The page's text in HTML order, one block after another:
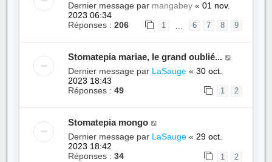
Dernier message par mangabey «01 nov.
2023 06:34
Réponses :206 1 … 6 7 8 9
Stomatepia mariae, le grand oublié...
Dernier message par LaSauge «30 oct.
2023 18:43
Réponses :49 1 2
Stomatepia mongo
Dernier message par LaSauge «29 oct.
2023 18:42
Réponses :34 1 2